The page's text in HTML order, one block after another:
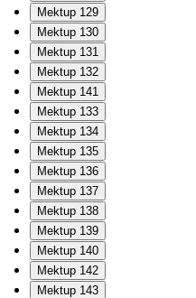
Mektup 129
Mektup 130
Mektup 131
Mektup 132
Mektup 141
Mektup 133
Mektup 134
Mektup 135
Mektup 136
Mektup 137
Mektup 138
Mektup 139
Mektup 140
Mektup 142
Mektup 143